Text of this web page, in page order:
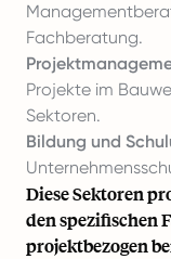
Fachberatung.
Projekte im
Sektoren.
Bildung und
Diese Sektoren
den spezifischen
projektbezogen